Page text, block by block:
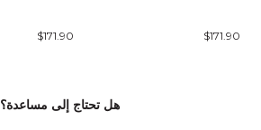
$171.90 $171.90
هل تحتاج إلى مساعدة؟